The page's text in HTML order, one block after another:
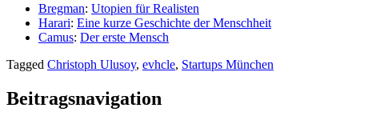
Bregman: Utopien für Realisten
Harari: Eine kurze Geschichte der Menschheit
Camus: Der erste Mensch
Tagged Christoph Ulusoy, evhcle, Startups München
Beitragsnavigation